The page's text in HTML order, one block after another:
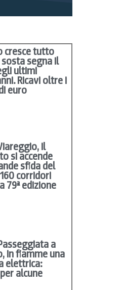
cresce tutto
sosta segna il
ultimi
Ricavi oltre i
euro
il
si accende
sfida del
corridori
79ª edizione
a
in fiamme una
elettrica:
alcune